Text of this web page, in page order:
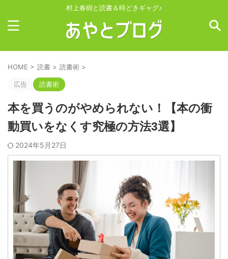
村上春樹と読書＆時どきギャグ♪
HOME > 読書 > 読書術 >
広告 読書術
本を買うのがやめられない！【本の衝
動買いをなくす究極の方法3選】
2024年5月27日